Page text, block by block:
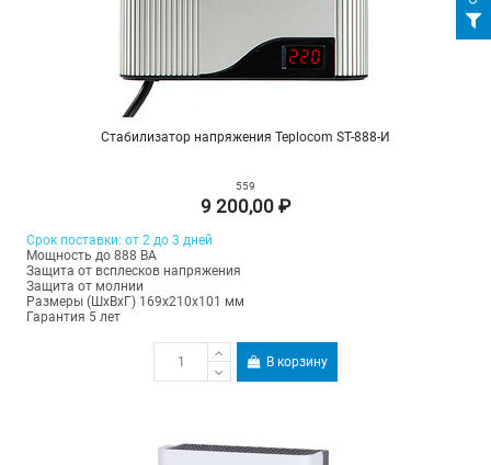
Стабилизатор напряжения Teplocom ST-888-И
559
9 200,00 ₽
Срок поставки: от 2 до 3 дней
Мощность до 888 ВА
Защита от всплесков напряжения
Защита от молнии
Размеры (ШхВхГ) 169х210х101 мм
Гарантия 5 лет
В корзину